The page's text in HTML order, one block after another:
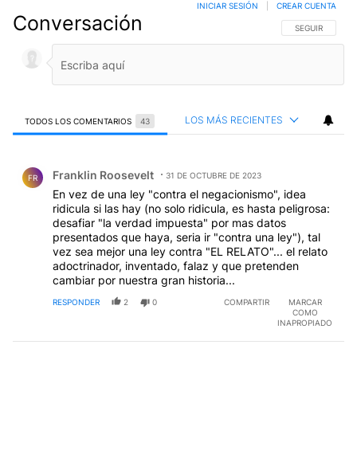
Conversación SIGA ESTA
SEGUIR
INICIAR SESIÓN CREAR CUENTA
TODOS LOS COMENTARIOS 43 LOS MÁS RECIENTES
FR Franklin Roosevelt 31 DE OCTUBRE DE 2023
En vez de una ley "contra el negacionismo", idea
ridicula si las hay (no solo ridicula, es hasta peligrosa:
desafiar "la verdad impuesta" por mas datos
presentados que haya, seria ir "contra una ley"), tal
vez sea mejor una ley contra "EL RELATO"... el relato
adoctrinador, inventado, falaz y que pretenden
cambiar por nuestra gran historia...
RESPONDER 2 0 COMPARTIR
MARCAR
COMO
INAPROPIADO